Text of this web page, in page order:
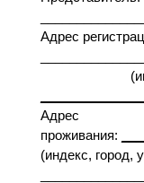
Адрес
(индекс,
Адрес
проживания:
(индекс, город,